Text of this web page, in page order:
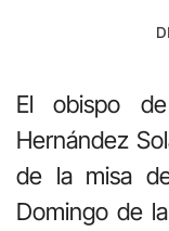
El obispo
Hernández
de la misa
Domingo de